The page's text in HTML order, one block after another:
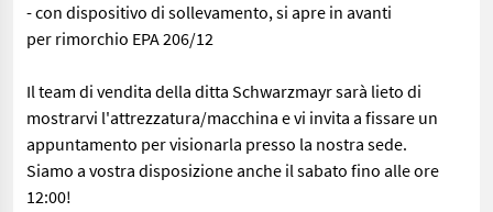
- con dispositivo di sollevamento, si apre in avanti
per rimorchio EPA 206/12
Il team di vendita della ditta Schwarzmayr sarà lieto di
mostrarvi l'attrezzatura/macchina e vi invita a fissare un
appuntamento per visionarla presso la nostra sede.
Siamo a vostra disposizione anche il sabato fino alle ore
12:00!